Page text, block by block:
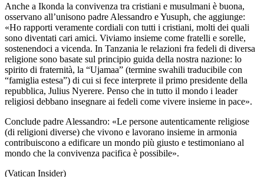
Anche a Ikonda la convivenza tra cristiani e musulmani è buona,
osservano all’unisono padre Alessandro e Yusuph, che aggiunge:
«Ho rapporti veramente cordiali con tutti i cristiani, molti dei quali
sono diventati cari amici. Viviamo insieme come fratelli e sorelle,
sostenendoci a vicenda. In Tanzania le relazioni fra fedeli di diversa
religione sono basate sul principio guida della nostra nazione: lo
spirito di fraternità, la “Ujamaa” (termine swahili traducibile con
“famiglia estesa”) di cui si fece interprete il primo presidente della
repubblica, Julius Nyerere. Penso che in tutto il mondo i leader
religiosi debbano insegnare ai fedeli come vivere insieme in pace».
Conclude padre Alessandro: «Le persone autenticamente religiose
(di religioni diverse) che vivono e lavorano insieme in armonia
contribuiscono a edificare un mondo più giusto e testimoniano al
mondo che la convivenza pacifica è possibile».
(Vatican Insider)